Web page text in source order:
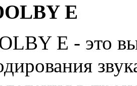
E
E - это